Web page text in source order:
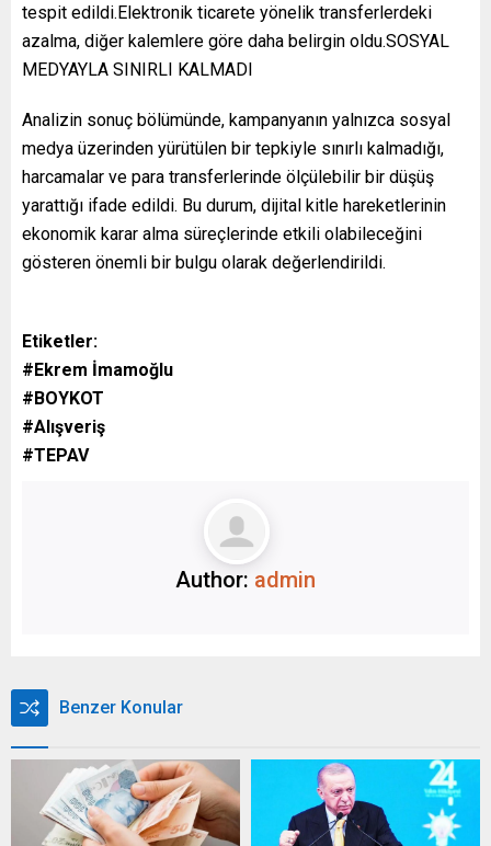
tespit edildi.Elektronik ticarete yönelik transferlerdeki
azalma, diğer kalemlere göre daha belirgin oldu.SOSYAL
MEDYAYLA SINIRLI KALMADI
Analizin sonuç bölümünde, kampanyanın yalnızca sosyal
medya üzerinden yürütülen bir tepkiyle sınırlı kalmadığı,
harcamalar ve para transferlerinde ölçülebilir bir düşüş
yarattığı ifade edildi. Bu durum, dijital kitle hareketlerinin
ekonomik karar alma süreçlerinde etkili olabileceğini
gösteren önemli bir bulgu olarak değerlendirildi.
Etiketler:
#Ekrem İmamoğlu
#BOYKOT
#Alışveriş
#TEPAV
Author: admin
Benzer Konular